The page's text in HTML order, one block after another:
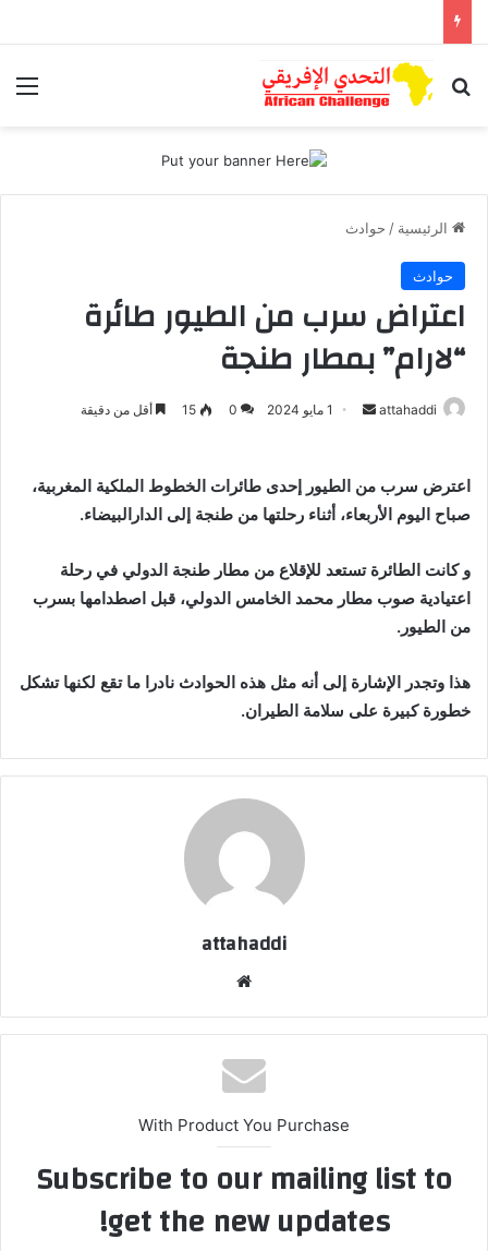
بحث عن
الرئيسية / حوادث
حوادث
اعتراض سرب من الطيور طائرة
“لارام” بمطار طنجة
attahaddi
أرسل
1 مايو 2024 0
15 أقل من دقيقة
اعترض سرب من الطيور إحدى طائرات الخطوط الملكية المغربية،
صباح اليوم الأربعاء، أثناء رحلتها من طنجة إلى الدارالبيضاء.
و كانت الطائرة تستعد للإقلاع من مطار طنجة الدولي في رحلة
اعتيادية صوب مطار محمد الخامس الدولي، قبل اصطدامها بسرب
من الطيور.
هذا وتجدر الإشارة إلى أنه مثل هذه الحوادث نادرا ما تقع لكنها تشكل
خطورة كبيرة على سلامة الطيران.
attahaddi
With Product You Purchase
Subscribe to our mailing list to
get the new updates!